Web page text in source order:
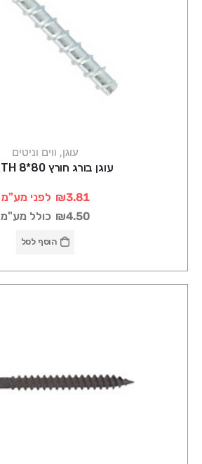
עוגן, ווים וניטים
עוגן בורג חורץ 80*8 WURTH
₪3.81 לפני מע"מ
₪4.50 כולל מע"מ
הוסף לסל